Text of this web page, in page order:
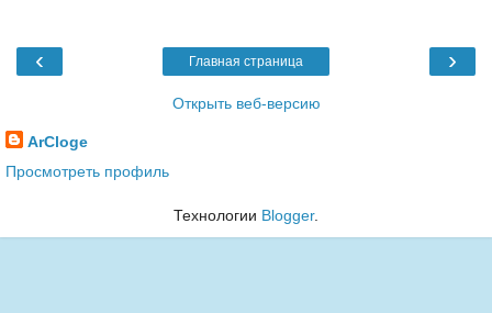
‹ ›
Главная страница
Открыть веб-версию
ArCloge
Просмотреть профиль
Технологии Blogger.